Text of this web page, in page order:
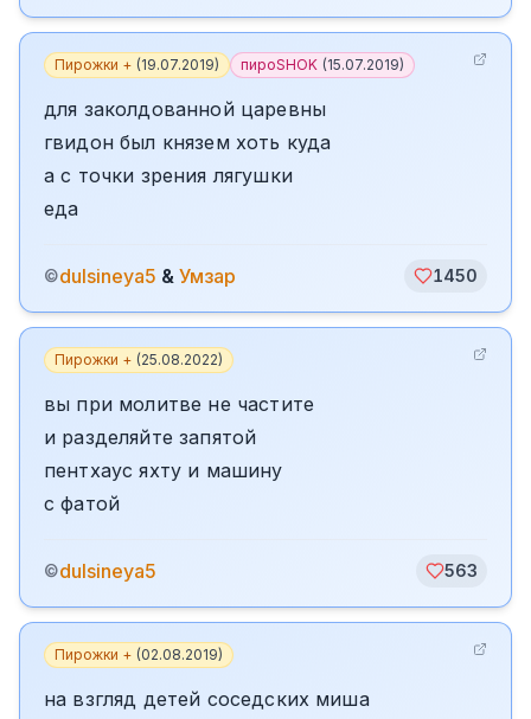
Пирожки + (19.07.2019) пироSHOK (15.07.2019)
для заколдованной царевны
гвидон был князем хоть куда
а с точки зрения лягушки
еда
©dulsineya5 & Умзар 1450
Пирожки + (25.08.2022)
вы при молитве не частите
и разделяйте запятой
пентхаус яхту и машину
с фатой
©dulsineya5 563
Пирожки + (02.08.2019)
на взгляд детей соседских миша